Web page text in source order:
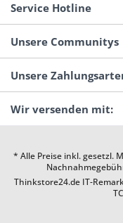
Service Hotline
Unsere Communitys
Unsere
Wir versenden mit:
* Alle Preise inkl. gesetzl.
Thinkstore24.de IT-